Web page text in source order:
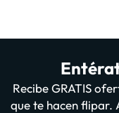
Recibe GRATIS
que te hacen flipar.